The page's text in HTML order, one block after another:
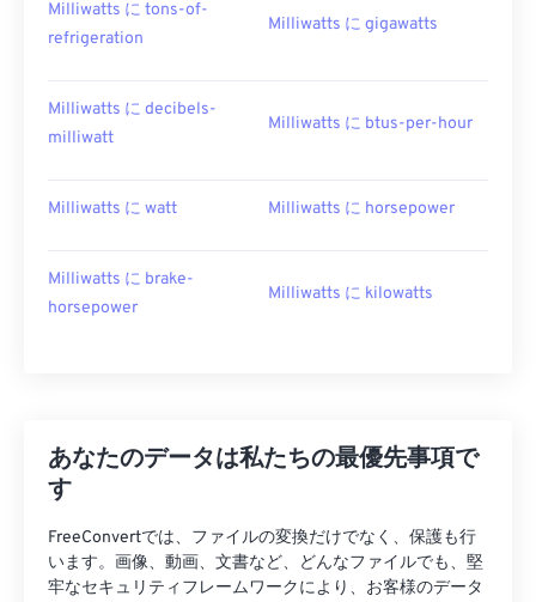
Milliwatts に tons-of-
refrigeration
Milliwatts に gigawatts
Milliwatts に decibels-
milliwatt
Milliwatts に btus-per-hour
Milliwatts に watt Milliwatts に horsepower
Milliwatts に brake-
horsepower
Milliwatts に kilowatts
あなたのデータは私たちの最優先事項で
す
FreeConvertでは、ファイルの変換だけでなく、保護も行
います。画像、動画、文書など、どんなファイルでも、堅
牢なセキュリティフレームワークにより、お客様のデータ